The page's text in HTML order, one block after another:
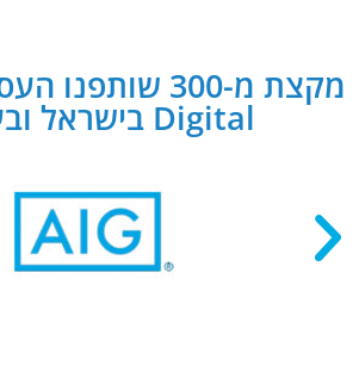
Digital בישראל ובעולם: